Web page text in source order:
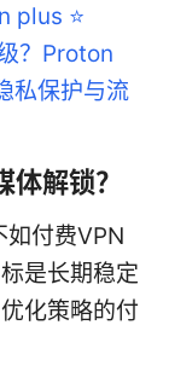
plus ⭐
？Proton
私保护与流
解锁？
如付费VPN
是长期稳定
化策略的付